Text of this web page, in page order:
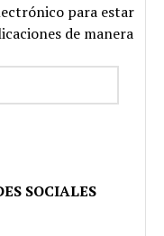
para estar
de manera
SOCIALES